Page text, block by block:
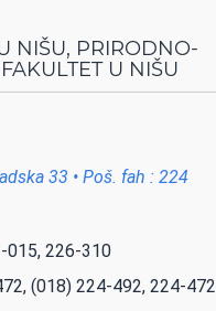
NIŠU, PRIRODNO-
U NIŠU
33 • Poš. fah : 224
015, 226-310
(018) 224-492, 224-472